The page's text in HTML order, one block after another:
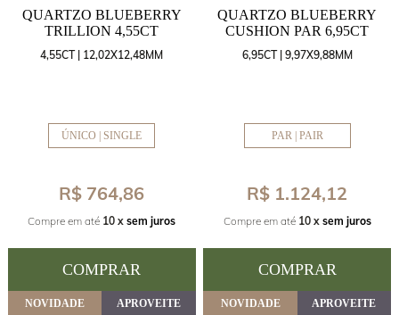
QUARTZO BLUEBERRY
TRILLION 4,55CT
4,55CT | 12,02X12,48MM
ÚNICO | SINGLE
R$ 764,86
Compre em até 10 x sem juros
COMPRAR
QUARTZO BLUEBERRY
CUSHION PAR 6,95CT
6,95CT | 9,97X9,88MM
PAR | PAIR
R$ 1.124,12
Compre em até 10 x sem juros
COMPRAR
NOVIDADE APROVEITE NOVIDADE APROVEITE